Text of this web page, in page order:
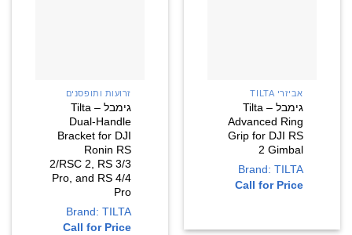
אביזרי TILTA
גימבל – Tilta
Advanced Ring
Grip for DJI RS
2 Gimbal
Brand: TILTA
Call for Price
זרועות ותופסנים
גימבל – Tilta
Dual-Handle
Bracket for DJI
Ronin RS
2/RSC 2, RS 3/3
Pro, and RS 4/4
Pro
Brand: TILTA
Call for Price